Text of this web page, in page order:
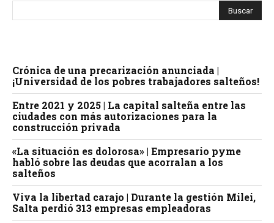
Crónica de una precarización anunciada |
¡Universidad de los pobres trabajadores salteños!
Entre 2021 y 2025 | La capital salteña entre las
ciudades con más autorizaciones para la
construcción privada
«La situación es dolorosa» | Empresario pyme
habló sobre las deudas que acorralan a los
salteños
Viva la libertad carajo | Durante la gestión Milei,
Salta perdió 313 empresas empleadoras